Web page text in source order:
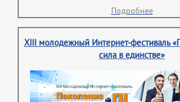
Подробнее
XIII молодежный Интернет-фестиваль
сила в единстве»